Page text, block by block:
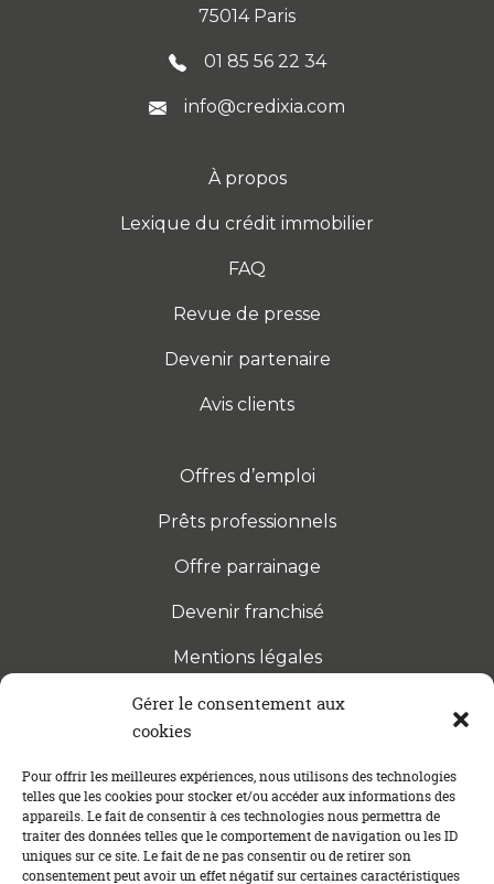
Gérer le consentement aux
cookies
Pour offrir les meilleures expériences, nous utilisons des technologies
telles que les cookies pour stocker et/ou accéder aux informations des
appareils. Le fait de consentir à ces technologies nous permettra de
traiter des données telles que le comportement de navigation ou les ID
uniques sur ce site. Le fait de ne pas consentir ou de retirer son
consentement peut avoir un effet négatif sur certaines caractéristiques
75014 Paris
01 85 56 22 34
info@credixia.com
À propos
Lexique du crédit immobilier
FAQ
Revue de presse
Devenir partenaire
Avis clients
Offres d’emploi
Prêts professionnels
Offre parrainage
Devenir franchisé
Mentions légales
S’INSCRIRE À LA NEWSLETTER
Abonnez-vous à notre newsletter pour être tenu au
courant des dernières actualités concernant le
crédit immobilier !